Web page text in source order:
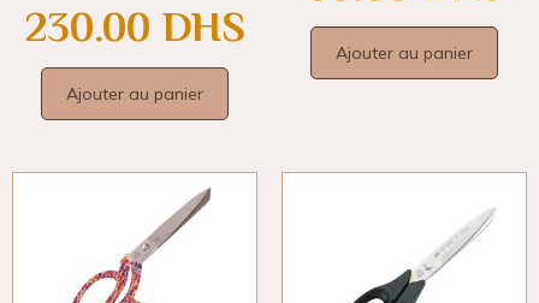
230.00 DHS
Ajouter au panier
Ajouter au panier